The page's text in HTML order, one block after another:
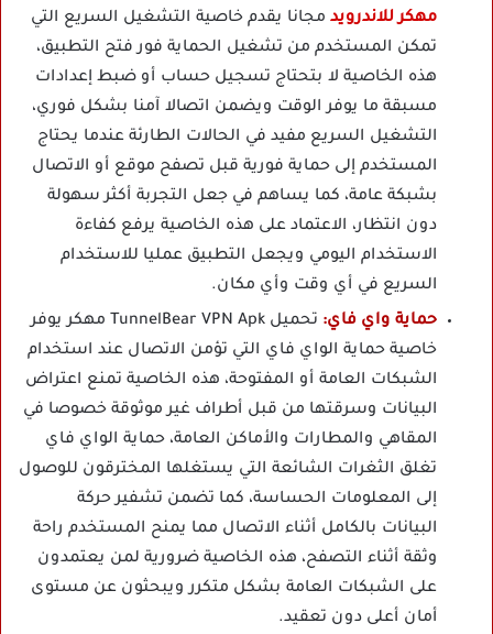
مهكر للاندرويد مجانا يقدم خاصية التشغيل السريع التي
تمكن المستخدم من تشغيل الحماية فور فتح التطبيق،
هذه الخاصية لا بتحتاج تسجيل حساب أو ضبط إعدادات
مسبقة ما يوفر الوقت ويضمن اتصالا آمنا بشكل فوري،
التشغيل السريع مفيد في الحالات الطارئة عندما يحتاج
المستخدم إلى حماية فورية قبل تصفح موقع أو الاتصال
بشبكة عامة، كما يساهم في جعل التجربة أكثر سهولة
دون انتظار، الاعتماد على هذه الخاصية يرفع كفاءة
الاستخدام اليومي ويجعل التطبيق عمليا للاستخدام
السريع في أي وقت وأي مكان.
حماية واي فاي:
تحميل TunnelBear VPN Apk مهكر يوفر
خاصية حماية الواي فاي التي تؤمن الاتصال عند استخدام
الشبكات العامة أو المفتوحة، هذه الخاصية تمنع اعتراض
البيانات وسرقتها من قبل أطراف غير موثوقة خصوصا في
المقاهي والمطارات والأماكن العامة، حماية الواي فاي
تغلق الثغرات الشائعة التي يستغلها المخترقون للوصول
إلى المعلومات الحساسة، كما تضمن تشفير حركة
البيانات بالكامل أثناء الاتصال مما يمنح المستخدم راحة
وثقة أثناء التصفح، هذه الخاصية ضرورية لمن يعتمدون
على الشبكات العامة بشكل متكرر ويبحثون عن مستوى
أمان أعلى دون تعقيد.